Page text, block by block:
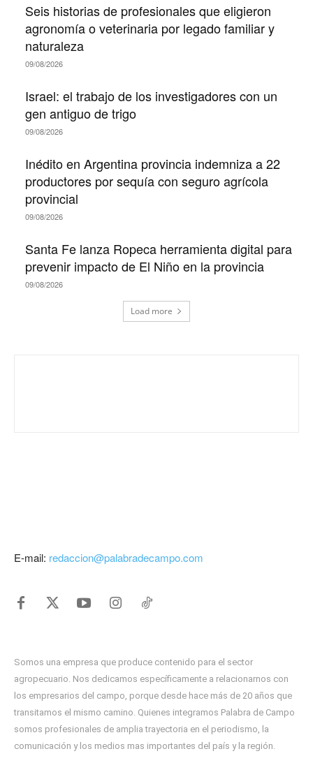
Seis historias de profesionales que eligieron
agronomía o veterinaria por legado familiar y
naturaleza
09/08/2026
Israel: el trabajo de los investigadores con un
gen antiguo de trigo
09/08/2026
Inédito en Argentina provincia indemniza a 22
productores por sequía con seguro agrícola
provincial
09/08/2026
Santa Fe lanza Ropeca herramienta digital para
prevenir impacto de El Niño en la provincia
09/08/2026
Load more
E-mail: redaccion@palabradecampo.com
Somos una empresa que produce contenido para el sector
agropecuario. Nos dedicamos específicamente a relacionarnos con
los empresarios del campo, porque desde hace más de 20 años que
transitamos el mismo camino. Quienes integramos Palabra de Campo
somos profesionales de amplia trayectoria en el periodismo, la
comunicación y los medios mas importantes del país y la región.